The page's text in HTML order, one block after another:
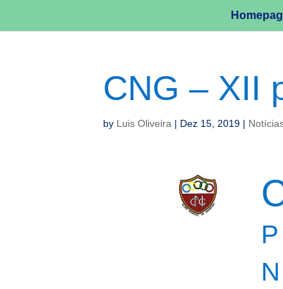
CNG – XII
by Luis Oliveira | Dez 15, 2019 |